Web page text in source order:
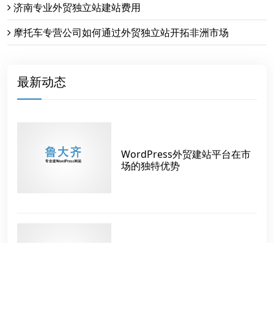
济南专业外贸独立站建站费用
摩托车专营公司如何通过外贸独立站开拓非洲市场
最新动态
WordPress外贸建站平台在市
场的独特优势